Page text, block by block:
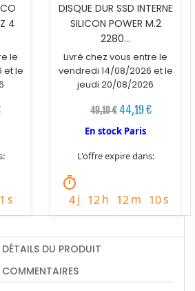
4
le
et le
s
DISQUE DUR SSD INTERNE
SILICON POWER M.2
2280...
Livré chez vous entre le
vendredi 14/08/2026 et le
jeudi 20/08/2026
49,10 € 44,19 €
En stock Paris
L'offre expire dans:
timer
4j 12h 12m 9 s
DÉTAILS DU PRODUIT
COMMENTAIRES